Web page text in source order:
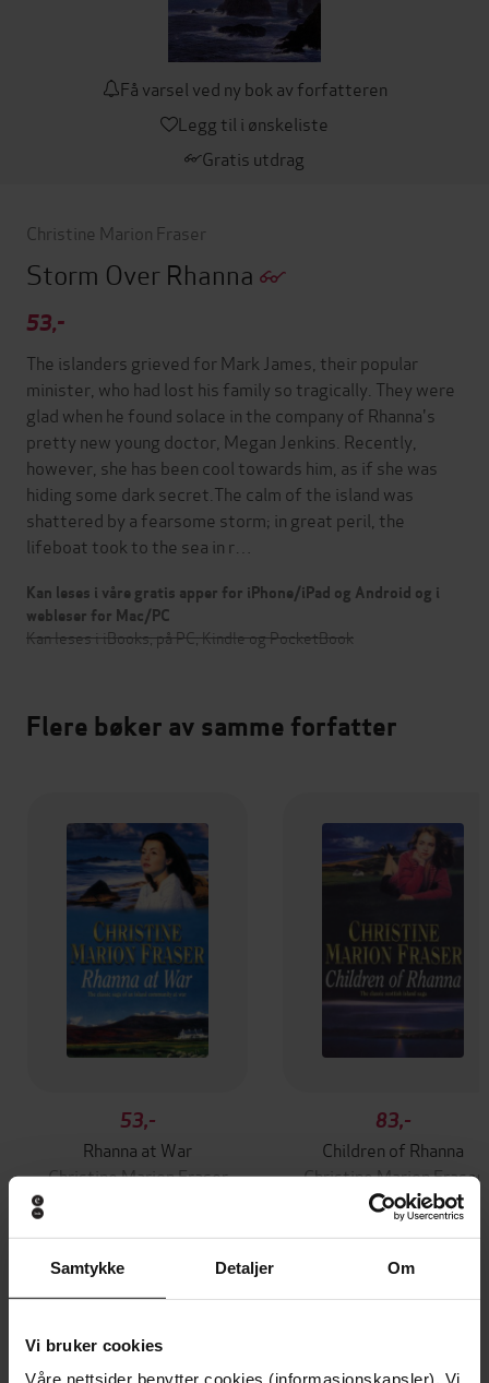
Samtykke Detaljer Om
Vi bruker cookies
Våre nettsider benytter cookies (informasjonskapsler). Vi
Få varsel ved ny bok av forfatteren
Legg til i ønskeliste
Gratis utdrag
Christine Marion Fraser
Storm Over Rhanna
53,-
The islanders grieved for Mark James, their popular
minister, who had lost his family so tragically. They were
glad when he found solace in the company of Rhanna's
pretty new young doctor, Megan Jenkins. Recently,
however, she has been cool towards him, as if she was
hiding some dark secret.The calm of the island was
shattered by a fearsome storm; in great peril, the
lifeboat took to the sea in r…
Kan leses i våre gratis apper for iPhone/iPad og Android og i
webleser for Mac/PC
Kan leses i iBooks, på PC, Kindle og PocketBook
Flere bøker av samme forfatter
53,-
Rhanna at War
Christine Marion Fraser
83,-
Children of Rhanna
Christine Marion Fraser
EBOK
Premium
Premium